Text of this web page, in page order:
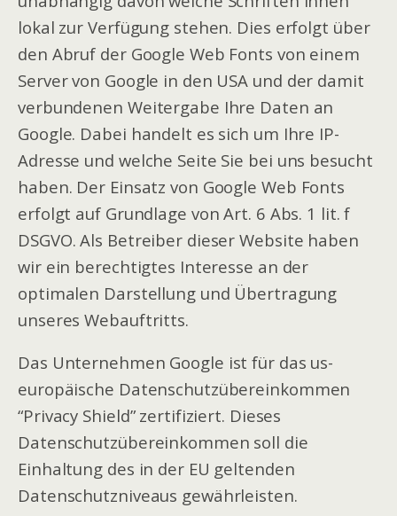
lokal zur Verfügung stehen. Dies erfolgt über
den Abruf der Google Web Fonts von einem
Server von Google in den USA und der damit
verbundenen Weitergabe Ihre Daten an
Google. Dabei handelt es sich um Ihre IP-
Adresse und welche Seite Sie bei uns besucht
haben. Der Einsatz von Google Web Fonts
erfolgt auf Grundlage von Art. 6 Abs. 1 lit. f
DSGVO. Als Betreiber dieser Website haben
wir ein berechtigtes Interesse an der
optimalen Darstellung und Übertragung
unseres Webauftritts.
Das Unternehmen Google ist für das us-
europäische Datenschutzübereinkommen
“Privacy Shield” zertifiziert. Dieses
Datenschutzübereinkommen soll die
Einhaltung des in der EU geltenden
Datenschutzniveaus gewährleisten.